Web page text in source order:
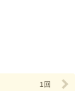
1回